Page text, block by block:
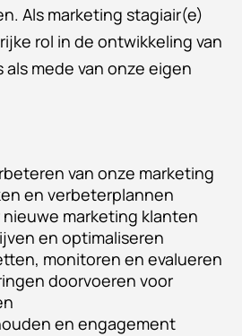
Als marketing stagiair(e)
rol in de ontwikkeling van
mede van onze eigen
van onze marketing
en verbeterplannen
marketing klanten
en optimaliseren
monitoren en evalueren
doorvoeren voor
en engagement